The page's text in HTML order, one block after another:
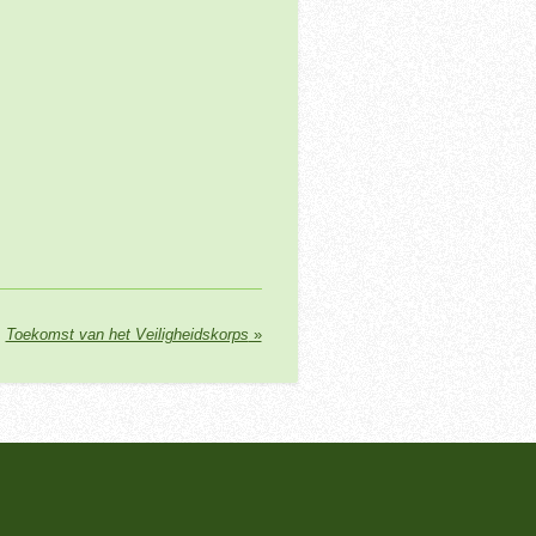
Toekomst van het Veiligheidskorps »